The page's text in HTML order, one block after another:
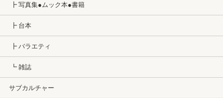
┣ 写真集●ムック本●書籍
┣ 台本
┣ バラエティ
┗ 雑誌
サブカルチャー